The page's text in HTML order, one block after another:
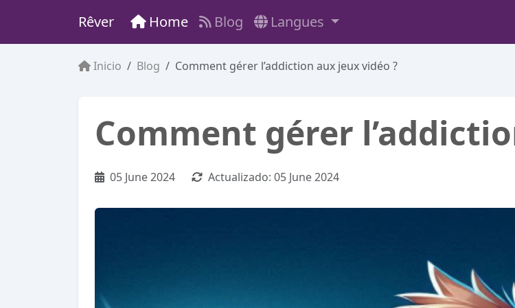
Rêver Home Blog Langues
Inicio Blog Comment gérer l’addiction aux jeux vidéo ?
Comment gérer
05 June 2024 Actualizado: 05 June 2024